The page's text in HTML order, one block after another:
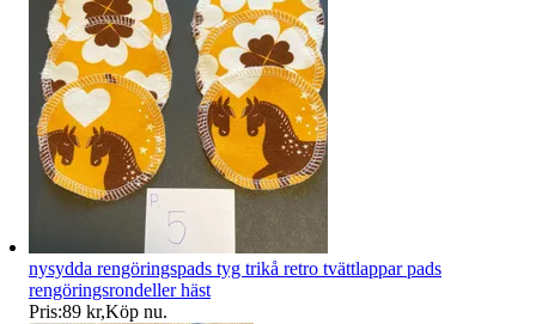
nysydda rengöringspads tyg trikå retro tvättlappar pads
rengöringsrondeller häst
Pris:89 kr,Köp nu.